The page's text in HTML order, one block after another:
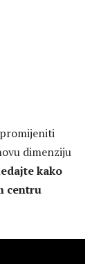
dimenziju
kako
centru